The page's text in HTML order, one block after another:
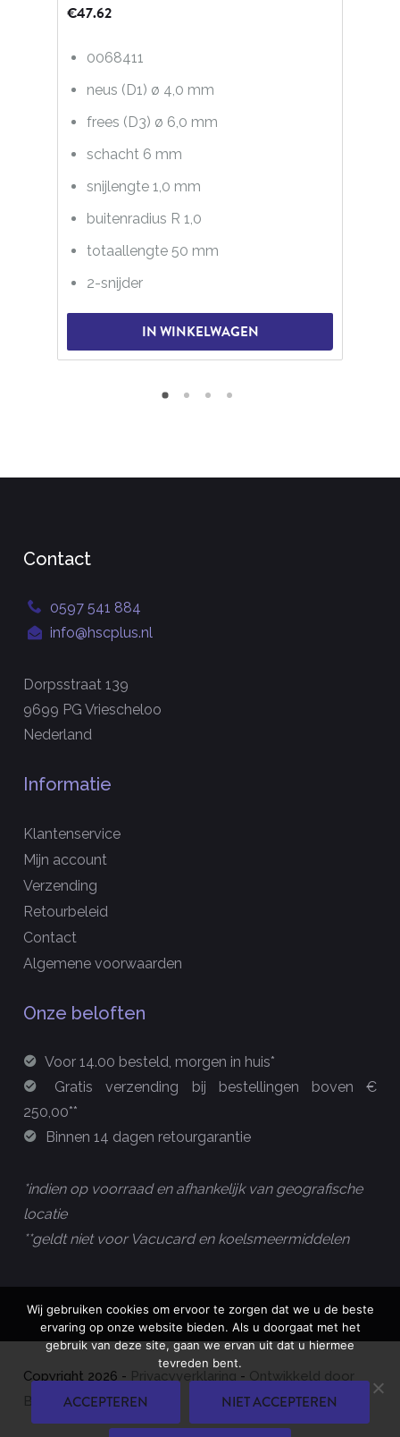
€47.62
0068411
neus (D1) ø 4,0 mm
frees (D3) ø 6,0 mm
schacht 6 mm
snijlengte 1,0 mm
buitenradius R 1,0
totaallengte 50 mm
2-snijder
IN WINKELWAGEN
Contact
0597 541 884
info@hscplus.nl
Dorpsstraat 139
9699 PG Vriescheloo
Nederland
Informatie
Klantenservice
Mijn account
Verzending
Retourbeleid
Contact
Algemene voorwaarden
Onze beloften
Voor 14.00 besteld, morgen in huis*
Gratis verzending bij bestellingen boven €
250,00**
Binnen 14 dagen retourgarantie
*indien op voorraad en afhankelijk van geografische
locatie
**geldt niet voor Vacucard en koelsmeermiddelen
Copyright 2026 - Privacyverklaring - Ontwikkeld door
Best4u Group B.V.
Wij gebruiken cookies om ervoor te zorgen dat we u de beste
ervaring op onze website bieden. Als u doorgaat met het
gebruik van deze site, gaan we ervan uit dat u hiermee
tevreden bent.
ACCEPTEREN NIET ACCEPTEREN